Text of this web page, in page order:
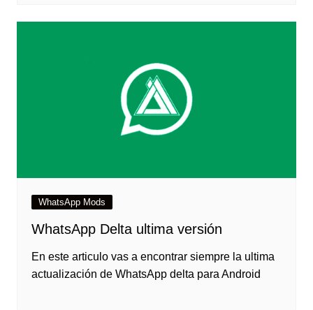
WhatsApp Mods
WhatsApp Delta ultima versión
En este articulo vas a encontrar siempre la ultima
actualización de WhatsApp delta para Android